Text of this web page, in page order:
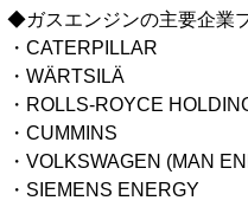
◆ガスエンジンの主要企業
・CATERPILLAR
・WÄRTSILÄ
・ROLLS-ROYCE
・CUMMINS
・VOLKSWAGEN (MAN
・SIEMENS ENERGY